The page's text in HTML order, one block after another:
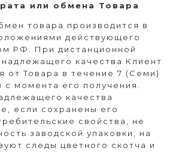
или обмена Товара
товара производится в
действующего
РФ. При дистанционной
качества Клиент
от Товара в течение 7 (Семи)
с момента его получения.
качества
если сохранены его
свойства, не
заводской упаковки, на
следы цветного скотча и